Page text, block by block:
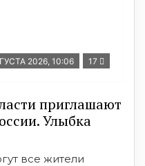
2026, 10:06 17
приглашают
Улыбка
все жители